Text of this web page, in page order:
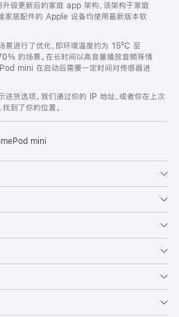
升级更新后的家庭 app 架构，该架构于家庭
家居配件的 Apple 设备均使用最新版本软
景进行了优化，即环境温度约为 15ºC 至
的场景。在长时间以高音量播放音频等情
mini 在启动后需要一定时间对传感器进
送货选项。我们通过你的 IP 地址，或者你在上次
到了你的位置。
mini